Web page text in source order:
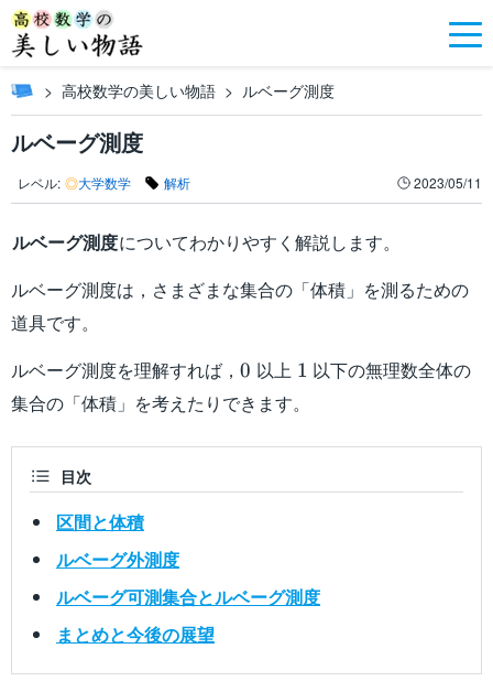
高校数学の美しい物語 ルベーグ測度
ルベーグ測度
レベル: ◎大学数学 解析 2023/05/11
ルベーグ測度についてわかりやすく解説します。
ルベーグ測度は，さまざまな集合の「体積」を測るための
道具です。
ルベーグ測度を理解すれば， 0
0 以上 1
1 以下の無理数全体の
集合の「体積」を考えたりできます。
目次
区間と体積
ルベーグ外測度
ルベーグ可測集合とルベーグ測度
まとめと今後の展望